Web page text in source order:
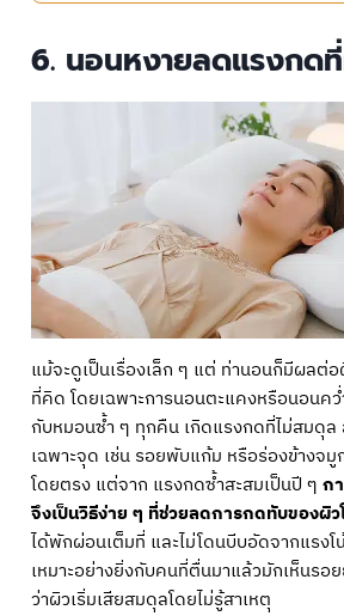
6. นอนหงายลดแรงกด
แม้จะดูเป็นเรื่องเล็ก ๆ แต่ ท่านอนก็มีผลต่อ
ที่คิด โดยเฉพาะการนอนตะแคงหรือนอนค
กับหมอนซ้ำ ๆ ทุกคืน เกิดแรงกดที่ไม่สมดุล
เฉพาะจุด เช่น รอยพับแก้ม หรือร่องข้างจมู
โดยตรง แต่จาก แรงกดซ้ำสะสมเป็นปี ๆก
จึงเป็นวิธีง่าย ๆ ที่ช่วยลดการกดทับของผิ
ได้พักผ่อนเต็มที่ และไม่โดนบีบอัดจากแรงโ
เหมาะอย่างยิ่งกับคนที่ตื่นมาแล้วมักเห็นรอ
ว่าผิวเริ่มเสียสมดุลโดยไม่รู้สาเหตุ